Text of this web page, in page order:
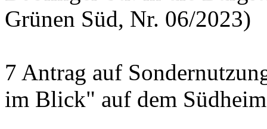
Grünen Süd, Nr. 06/2023)
7 Antrag auf
im Blick" auf dem